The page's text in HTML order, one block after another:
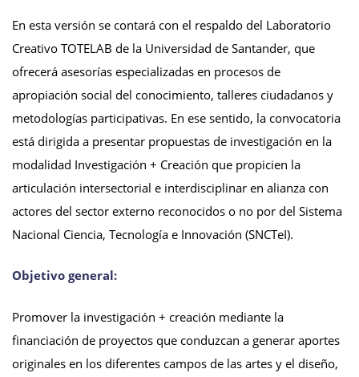
En esta versión se contará con el respaldo del Laboratorio
Creativo TOTELAB de la Universidad de Santander, que
ofrecerá asesorías especializadas en procesos de
apropiación social del conocimiento, talleres ciudadanos y
metodologías participativas. En ese sentido, la convocatoria
está dirigida a presentar propuestas de investigación en la
modalidad Investigación + Creación que propicien la
articulación intersectorial e interdisciplinar en alianza con
actores del sector externo reconocidos o no por del Sistema
Nacional Ciencia, Tecnología e Innovación (SNCTeI).
Objetivo general:
Promover la investigación + creación mediante la
financiación de proyectos que conduzcan a generar aportes
originales en los diferentes campos de las artes y el diseño,